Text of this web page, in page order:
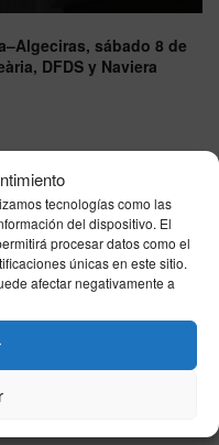
tecnologías como las
del dispositivo. El
procesar datos como el
únicas en este sitio.
afectar negativamente a
sábado 8 de
DFDS y Naviera
nuboso, máximas de
este
en Ceuta – 8 de agosto
con otros 45 agentes de
despliegue policial